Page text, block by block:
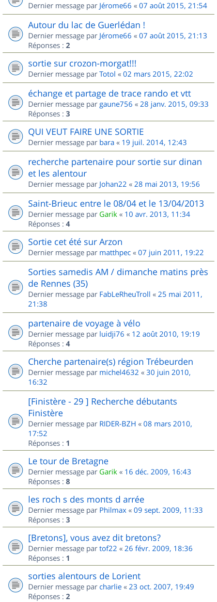
Dernier message par Jérome66 « 07 août 2015, 21:54
Autour du lac de Guerlédan !
Dernier message par Jérome66 « 07 août 2015, 21:13
Réponses : 2
sortie sur crozon-morgat!!!
Dernier message par Totol « 02 mars 2015, 22:02
échange et partage de trace rando et vtt
Dernier message par gaune756 « 28 janv. 2015, 09:33
Réponses : 3
QUI VEUT FAIRE UNE SORTIE
Dernier message par bara « 19 juil. 2014, 12:43
recherche partenaire pour sortie sur dinan
et les alentour
Dernier message par Johan22 « 28 mai 2013, 19:56
Saint-Brieuc entre le 08/04 et le 13/04/2013
Dernier message par Garik « 10 avr. 2013, 11:34
Réponses : 4
Sortie cet été sur Arzon
Dernier message par matthpec « 07 juin 2011, 19:22
Sorties samedis AM / dimanche matins près
de Rennes (35)
Dernier message par FabLeRheuTroll « 25 mai 2011,
21:38
partenaire de voyage à vélo
Dernier message par luidji76 « 12 août 2010, 19:19
Réponses : 4
Cherche partenaire(s) région Trébeurden
Dernier message par michel4632 « 30 juin 2010,
16:32
[Finistère - 29 ] Recherche débutants
Finistère
Dernier message par RIDER-BZH « 08 mars 2010,
17:52
Réponses : 1
Le tour de Bretagne
Dernier message par Garik « 16 déc. 2009, 16:43
Réponses : 8
les roch s des monts d arrée
Dernier message par Philmax « 09 sept. 2009, 11:33
Réponses : 3
[Bretons], vous avez dit bretons?
Dernier message par tof22 « 26 févr. 2009, 18:36
Réponses : 1
sorties alentours de Lorient
Dernier message par charlie « 23 oct. 2007, 19:49
Réponses : 2